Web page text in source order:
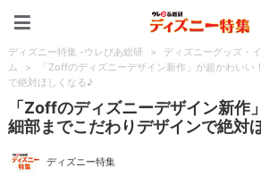
ディズニー特集 -ウレぴあ総研 > ディズニーグッズ・
ム
>
「Zoffのディズニーデザイン新作」が超かわいい
で絶対ほしくなる♪
「Zoffのディズニーデザイン新作
細部までこだわりデザインで絶対
ディズニー特集